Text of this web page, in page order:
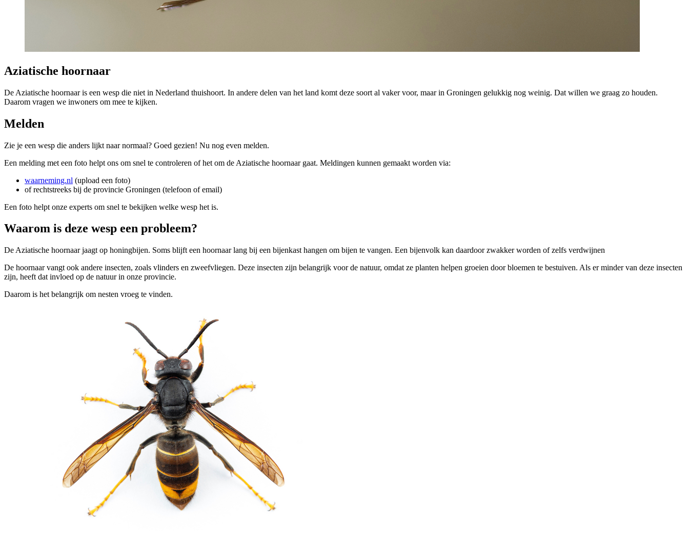
Aziatische hoornaar
De Aziatische hoornaar is een wesp die niet in Nederland thuishoort. In andere delen van het land komt deze soort al vaker voor, maar in Groningen gelukkig nog weinig. Dat willen we graag zo houden.
Daarom vragen we inwoners om mee te kijken.
Melden
Zie je een wesp die anders lijkt naar normaal? Goed gezien! Nu nog even melden.
Een melding met een foto helpt ons om snel te controleren of het om de Aziatische hoornaar gaat. Meldingen kunnen gemaakt worden via:
waarneming.nl (upload een foto)
of rechtstreeks bij de provincie Groningen (telefoon of email)
Een foto helpt onze experts om snel te bekijken welke wesp het is.
Waarom is deze wesp een probleem?
De Aziatische hoornaar jaagt op honingbijen. Soms blijft een hoornaar lang bij een bijenkast hangen om bijen te vangen. Een bijenvolk kan daardoor zwakker worden of zelfs verdwijnen
De hoornaar vangt ook andere insecten, zoals vlinders en zweefvliegen. Deze insecten zijn belangrijk voor de natuur, omdat ze planten helpen groeien door bloemen te bestuiven. Als er minder van deze insecten
zijn, heeft dat invloed op de natuur in onze provincie.
Daarom is het belangrijk om nesten vroeg te vinden.